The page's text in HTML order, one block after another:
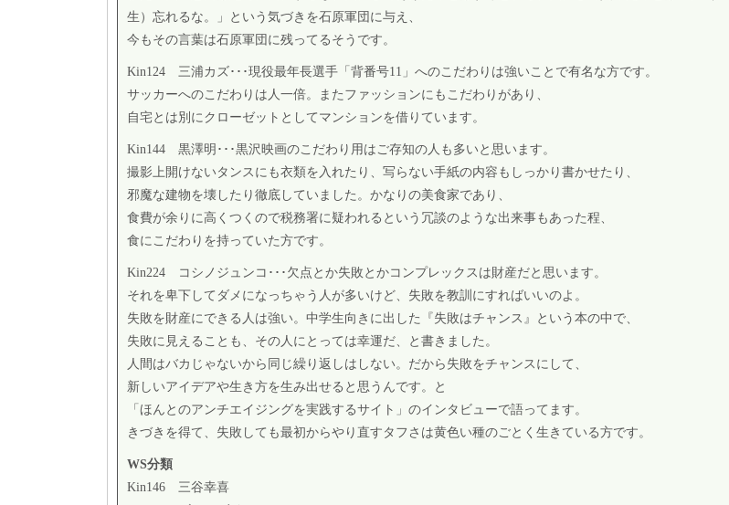
生）忘れるな。」という気づきを石原軍団に与え、
今もその言葉は石原軍団に残ってるそうです。
Kin124 三浦カズ･･･現役最年長選手「背番号11」へのこだわりは強いことで有名な方です。
サッカーへのこだわりは人一倍。またファッションにもこだわりがあり、
自宅とは別にクローゼットとしてマンションを借りています。
Kin144 黒澤明･･･黒沢映画のこだわり用はご存知の人も多いと思います。
撮影上開けないタンスにも衣類を入れたり、写らない手紙の内容もしっかり書かせたり、
邪魔な建物を壊したり徹底していました。かなりの美食家であり、
食費が余りに高くつくので税務署に疑われるという冗談のような出来事もあった程、
食にこだわりを持っていた方です。
Kin224 コシノジュンコ･･･欠点とか失敗とかコンプレックスは財産だと思います。
それを卑下してダメになっちゃう人が多いけど、失敗を教訓にすればいいのよ。
失敗を財産にできる人は強い。中学生向きに出した『失敗はチャンス』という本の中で、
失敗に見えることも、その人にとっては幸運だ、と書きました。
人間はバカじゃないから同じ繰り返しはしない。だから失敗をチャンスにして、
新しいアイデアや生き方を生み出せると思うんです。と
「ほんとのアンチエイジングを実践するサイト」のインタビューで語ってます。
きづきを得て、失敗しても最初からやり直すタフさは黄色い種のごとく生きている方です。
WS分類
Kin146 三谷幸喜